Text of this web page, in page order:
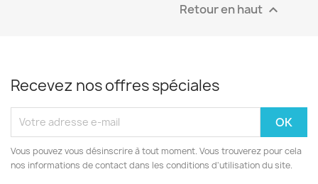
Retour en haut 
Recevez nos offres spéciales
Vous pouvez vous désinscrire à tout moment. Vous trouverez pour cela
nos informations de contact dans les conditions d'utilisation du site.